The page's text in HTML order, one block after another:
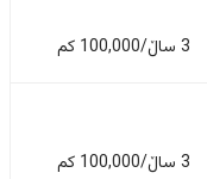
3 ساڵ/100,000 کم
3 ساڵ/100,000 کم